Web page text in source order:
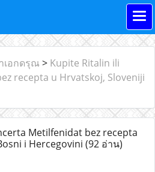
เอกดรุณ > Kupite Ritalin ili
recepta u Hrvatskoj, Sloveniji
Metilfenidat bez recepta
i Hercegovini (92 อ่าน)